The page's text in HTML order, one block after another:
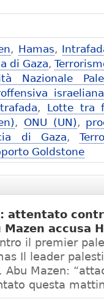
, Hamas,
di Gaza,
Nazionale
, Lotte tra
, ONU (UN),
di Gaza,
Goldstone
attentato
accusa
il premier
Il leader
Abu Mazen:
questa